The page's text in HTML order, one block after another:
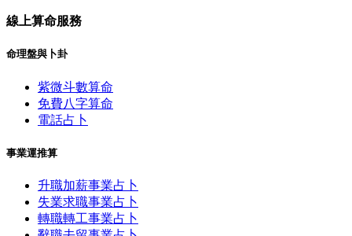
線上算命服務
命理盤與卜卦
紫微斗數算命
免費八字算命
電話占卜
事業運推算
升職加薪事業占卜
失業求職事業占卜
轉職轉工事業占卜